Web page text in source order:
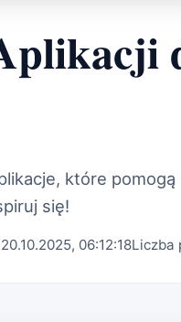
które
się!
20.10.2025, 06:12:18Liczba